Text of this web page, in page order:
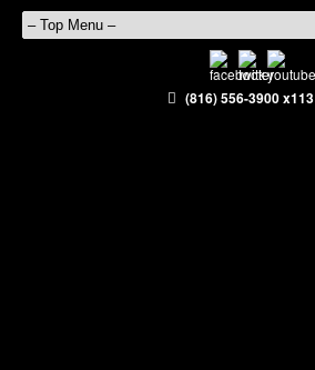
(816) 556-3900 x113